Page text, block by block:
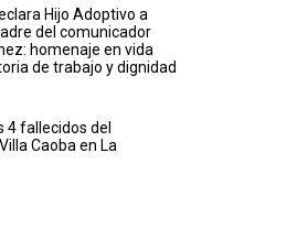
Hijo Adoptivo a
del comunicador
homenaje en vida
de trabajo y dignidad
4 fallecidos del
Caoba en La